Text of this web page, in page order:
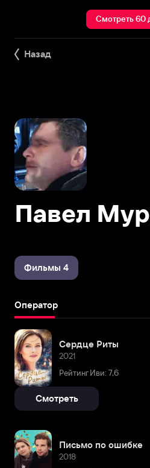
Смотреть 60
Назад
Павел
Фильмы 4
Оператор
Сердце Риты
2021
Рейтинг Иви: 7,6
Смотреть
Письмо по ошибке
2018